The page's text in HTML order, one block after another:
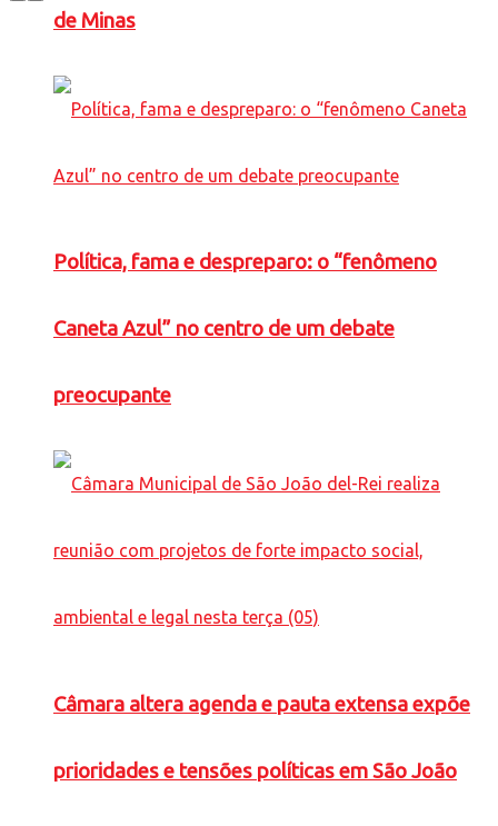
de Minas
Política, fama e despreparo: o “fenômeno
Caneta Azul” no centro de um debate
preocupante
Câmara altera agenda e pauta extensa expõe
prioridades e tensões políticas em São João